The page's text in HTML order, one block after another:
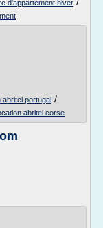
d'appartement hiver
abritel portugal /
abritel corse